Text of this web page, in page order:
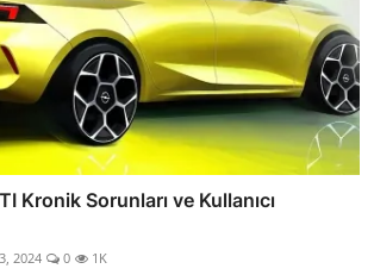
Kronik Sorunları ve Kullanıcı
2024 0 1K